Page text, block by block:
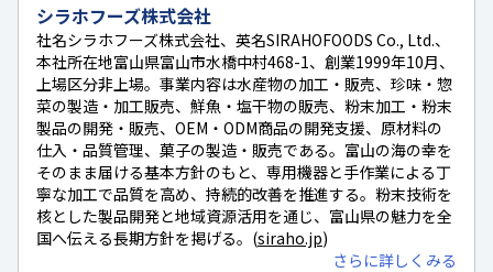
シラホフーズ株式会社
社名シラホフーズ株式会社、英名SIRAHOFOODS Co., Ltd.、
本社所在地富山県富山市水橋中村468-1、創業1999年10月、
上場区分非上場。事業内容は水産物の加工・販売、珍味・惣
菜の製造・加工販売、鮮魚・塩干物の販売、粉末加工・粉末
製品の開発・販売、OEM・ODM商品の開発支援、原材料の
仕入・品質管理、菓子の製造・販売である。富山の海の幸を
そのまま届ける基本方針のもと、専用機器と手作業による丁
寧な加工で品質を高め、持続的改善を推進する。粉末技術を
核とした製品開発と地域資源活用を通じ、富山県の魅力を全
国へ伝える長期方針を掲げる。(siraho.jp)
さらに詳しくみる